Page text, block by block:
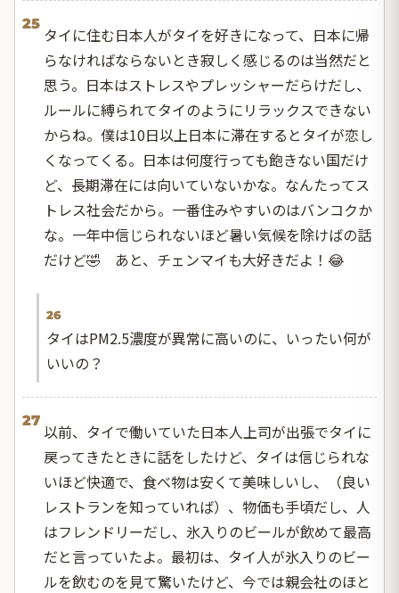
25
タイに住む日本人がタイを好きになって、日本に帰
らなければならないとき寂しく感じるのは当然だと
思う。日本はストレスやプレッシャーだらけだし、
ルールに縛られてタイのようにリラックスできない
からね。僕は10日以上日本に滞在するとタイが恋し
くなってくる。日本は何度行っても飽きない国だけ
ど、長期滞在には向いていないかな。なんたってス
トレス社会だから。一番住みやすいのはバンコクか
な。一年中信じられないほど暑い気候を除けばの話
だけど🤣 あと、チェンマイも大好きだよ！😂
26
タイはPM2.5濃度が異常に高いのに、いったい何が
いいの？
27
以前、タイで働いていた日本人上司が出張でタイに
戻ってきたときに話をしたけど、タイは信じられな
いほど快適で、食べ物は安くて美味しいし、（良い
レストランを知っていれば）、物価も手頃だし、人
はフレンドリーだし、氷入りのビールが飲めて最高
だと言っていたよ。最初は、タイ人が氷入りのビー
ルを飲むのを見て驚いたけど、今では親会社のほと